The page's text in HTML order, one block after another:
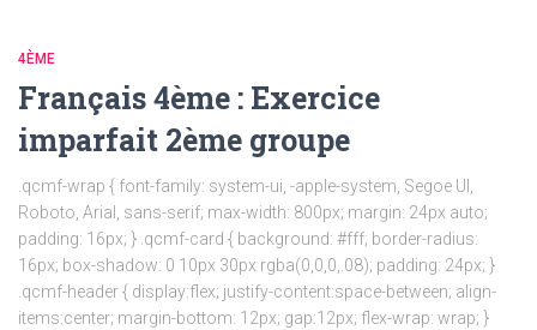
4ÈME
Français 4ème : Exercice
imparfait 2ème groupe
.qcmf-wrap { font-family: system-ui, -apple-system, Segoe UI,
Roboto, Arial, sans-serif; max-width: 800px; margin: 24px auto;
padding: 16px; } .qcmf-card { background: #fff; border-radius:
16px; box-shadow: 0 10px 30px rgba(0,0,0,.08); padding: 24px; }
.qcmf-header { display:flex; justify-content:space-between; align-
items:center; margin-bottom: 12px; gap:12px; flex-wrap: wrap; }